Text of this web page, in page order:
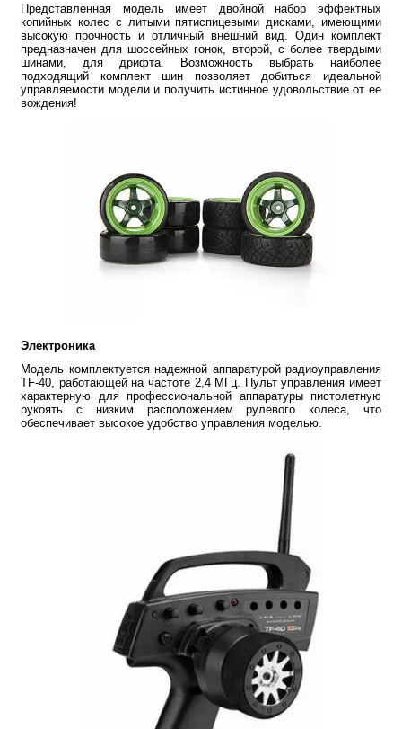
Представленная модель имеет двойной набор эффектных
копийных колес с литыми пятиспицевыми дисками, имеющими
высокую прочность и отличный внешний вид. Один комплект
предназначен для шоссейных гонок, второй, с более твердыми
шинами, для дрифта. Возможность выбрать наиболее
подходящий комплект шин позволяет добиться идеальной
управляемости модели и получить истинное удовольствие от ее
вождения!
Электроника
Модель комплектуется надежной аппаратурой радиоуправления
TF-40, работающей на частоте 2,4 МГц. Пульт управления имеет
характерную для профессиональной аппаратуры пистолетную
рукоять с низким расположением рулевого колеса, что
обеспечивает высокое удобство управления моделью.